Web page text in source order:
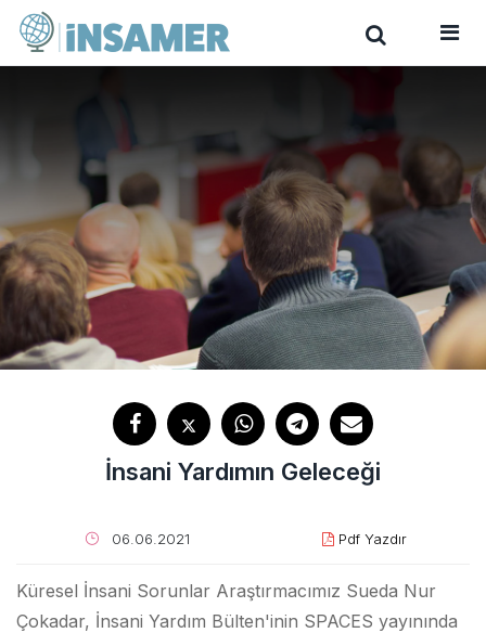
İnsani Yardımın Geleceği
06.06.2021 Pdf Yazdır
Küresel İnsani Sorunlar Araştırmacımız Sueda Nur
Çokadar, İnsani Yardım Bülten'inin SPACES yayınında